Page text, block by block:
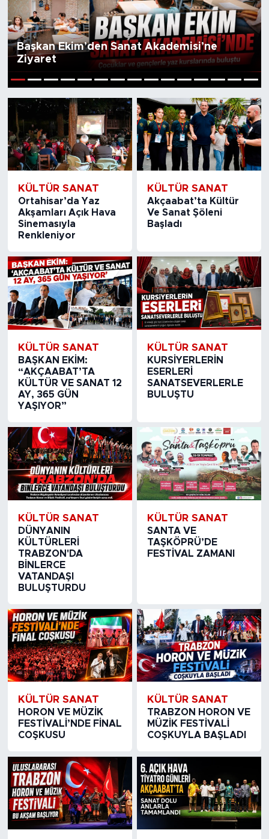
Başkan Ekim’den Sanat Akademisi’ne
Ziyaret
KÜLTÜR SANAT
Ortahisar’da Yaz
Akşamları Açık Hava
Sinemasıyla
Renkleniyor
KÜLTÜR SANAT
Akçaabat’ta Kültür
Ve Sanat Şöleni
Başladı
KÜLTÜR SANAT
BAŞKAN EKİM:
“AKÇAABAT’TA
KÜLTÜR VE SANAT 12
AY, 365 GÜN
YAŞIYOR”
KÜLTÜR SANAT
KURSİYERLERİN
ESERLERİ
SANATSEVERLERLE
BULUŞTU
KÜLTÜR SANAT
DÜNYANIN
KÜLTÜRLERİ
TRABZON'DA
BİNLERCE
VATANDAŞI
BULUŞTURDU
KÜLTÜR SANAT
SANTA VE
TAŞKÖPRÜ’DE
FESTİVAL ZAMANI
KÜLTÜR SANAT
HORON VE MÜZİK
FESTİVALİ’NDE FİNAL
COŞKUSU
KÜLTÜR SANAT
TRABZON HORON VE
MÜZİK FESTİVALİ
COŞKUYLA BAŞLADI
Medya
Sağlık
Siyaset
Teknoloji
GURBETTEN SILAYA
Köşe Yazarları
Manşet
Ulusal Son Dakika Haberleri